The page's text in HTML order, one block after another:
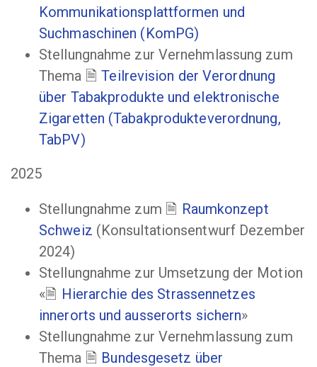
Kommunikationsplattformen und
Suchmaschinen (KomPG)
Stellungnahme zur Vernehmlassung zum
Thema
Teilrevision der Verordnung
über Tabakprodukte und elektronische
Zigaretten (Tabakprodukteverordnung,
TabPV)
2025
Stellungnahme zum
Raumkonzept
Schweiz (Konsultationsentwurf Dezember
2024)
Stellungnahme zur Umsetzung der Motion
«
Hierarchie des Strassennetzes
innerorts und ausserorts sichern»
Stellungnahme zur Vernehmlassung zum
Thema
Bundesgesetz über